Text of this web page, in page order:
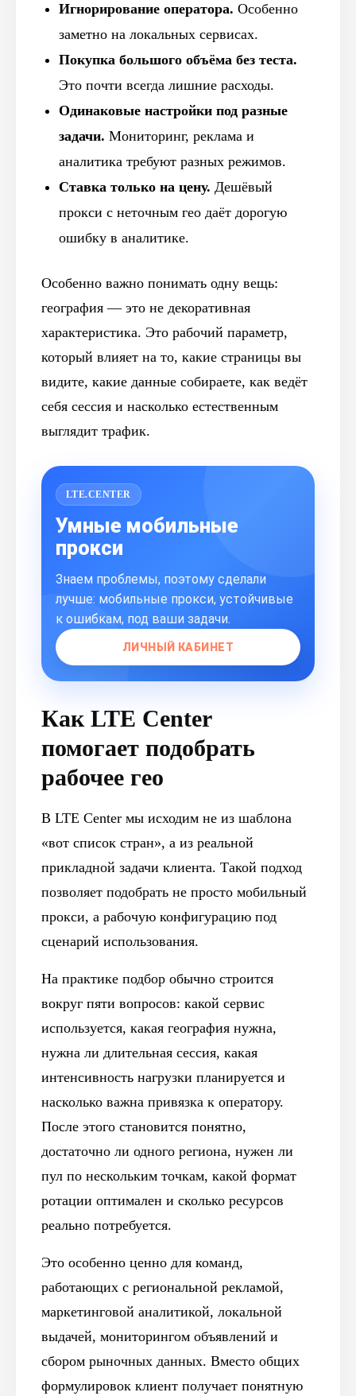
Игнорирование оператора. Особенно
заметно на локальных сервисах.
Покупка большого объёма без теста.
Это почти всегда лишние расходы.
Одинаковые настройки под разные
задачи. Мониторинг, реклама и
аналитика требуют разных режимов.
Ставка только на цену. Дешёвый
прокси с неточным гео даёт дорогую
ошибку в аналитике.
Особенно важно понимать одну вещь:
география — это не декоративная
характеристика. Это рабочий параметр,
который влияет на то, какие страницы вы
видите, какие данные собираете, как ведёт
себя сессия и насколько естественным
выглядит трафик.
LTE.CENTER
Умные мобильные
прокси
Знаем проблемы, поэтому сделали
лучше: мобильные прокси, устойчивые
к ошибкам, под ваши задачи.
ЛИЧНЫЙ КАБИНЕТ
Как LTE Center
помогает подобрать
рабочее гео
В LTE Center мы исходим не из шаблона
«вот список стран», а из реальной
прикладной задачи клиента. Такой подход
позволяет подобрать не просто мобильный
прокси, а рабочую конфигурацию под
сценарий использования.
На практике подбор обычно строится
вокруг пяти вопросов: какой сервис
используется, какая география нужна,
нужна ли длительная сессия, какая
интенсивность нагрузки планируется и
насколько важна привязка к оператору.
После этого становится понятно,
достаточно ли одного региона, нужен ли
пул по нескольким точкам, какой формат
ротации оптимален и сколько ресурсов
реально потребуется.
Это особенно ценно для команд,
работающих с региональной рекламой,
маркетинговой аналитикой, локальной
выдачей, мониторингом объявлений и
сбором рыночных данных. Вместо общих
формулировок клиент получает понятную
Похожиестатьи
ПЕРЕЙТИ В БЛОГ